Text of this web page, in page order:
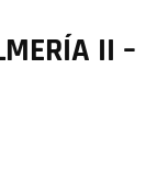
II –